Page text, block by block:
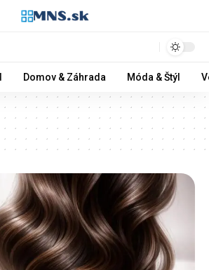
Domov & Záhrada Móda & Štýl